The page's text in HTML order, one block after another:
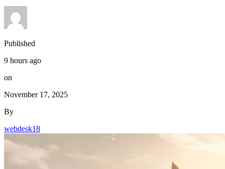
Published
9 hours ago
on
November 17, 2025
By
webdesk18